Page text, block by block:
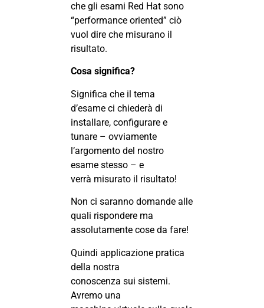
che gli esami Red Hat sono
“performance oriented” ciò
vuol dire che misurano il
risultato.
Cosa significa?
Significa che il tema
d’esame ci chiederà di
installare, configurare e
tunare – ovviamente
l’argomento del nostro
esame stesso – e
verrà misurato il risultato!
Non ci saranno domande alle
quali rispondere ma
assolutamente cose da fare!
Quindi applicazione pratica
della nostra
conoscenza sui sistemi.
Avremo una